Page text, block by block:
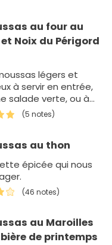
au four au
Noix du Périgord
légers et
à servir en entrée,
salade verte, ou à
(5 notes)
au thon
épicée qui nous
(46 notes)
au Maroilles
de printemps